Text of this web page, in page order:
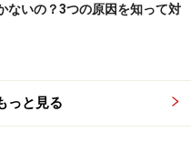
介します。
遊プラン、家事ラ
ないの？3つの原因を知って対
っと見る